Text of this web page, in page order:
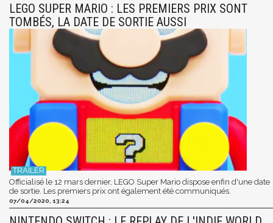
LEGO SUPER MARIO : LES PREMIERS PRIX SONT
TOMBÉS, LA DATE DE SORTIE AUSSI
Officialisé le 12 mars dernier, LEGO Super Mario dispose enfin d'une date
de sortie. Les premiers prix ont également été communiqués.
07/04/2020, 13:24